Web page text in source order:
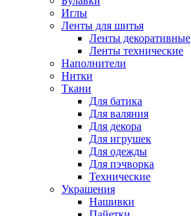
Иглы
Ленты для шитья
Ленты декоративные
Ленты технические
Наполнители
Нитки
Ткани
Для батика
Для валяния
Для декора
Для игрушек
Для одежды
Для пэчворка
Технические
Украшения
Нашивки